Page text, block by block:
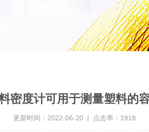
密度计可用于测量塑料的
更新时间：2022-06-20 | 点击率：1918